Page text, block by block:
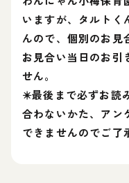
いますが、タルトく
んので、個別のお見
お見合い当日のお引
せん。
✴️最後まで必ずお読
合わないかた、アン
できませんのでご了